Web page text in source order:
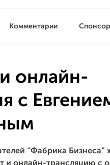
Комментарии
онлайн-
с
“Фабрика Бизнеса”